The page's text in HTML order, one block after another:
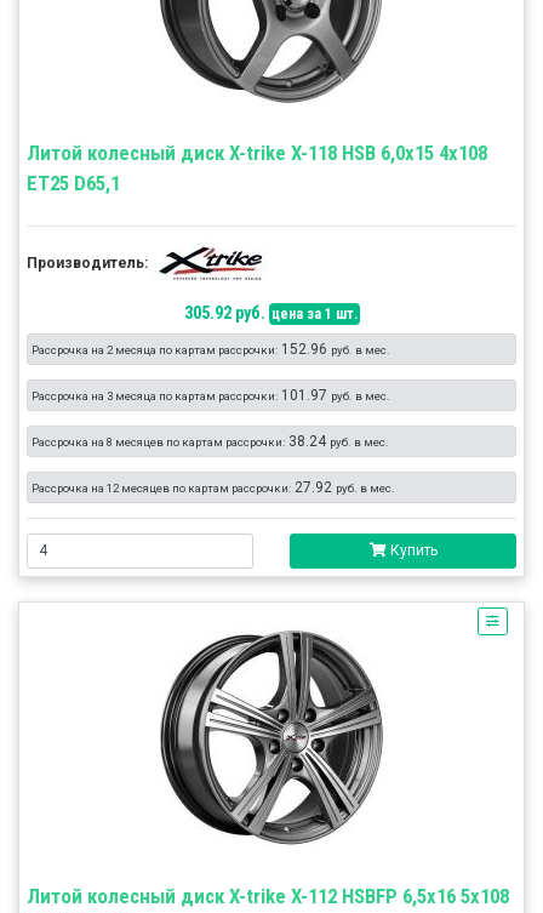
Литой колесный диск X-trike X-118 HSB 6,0x15 4x108
ET25 D65,1
Производитель:
305.92 руб. цена за 1 шт.
Рассрочка на 2 месяца по картам рассрочки: 152.96 руб. в мес.
Рассрочка на 3 месяца по картам рассрочки: 101.97 руб. в мес.
Рассрочка на 8 месяцев по картам рассрочки: 38.24 руб. в мес.
Рассрочка на 12 месяцев по картам рассрочки: 27.92 руб. в мес.
Купить
Литой колесный диск X-trike X-112 HSBFP 6,5x16 5x108